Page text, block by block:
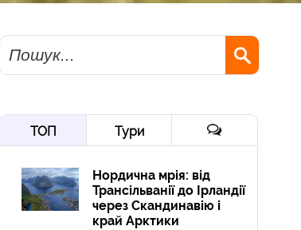
Пошук
ТОП Тури
Нордична мрія: від
Трансільванії до Ірландії
через Скандинавію і
край Арктики